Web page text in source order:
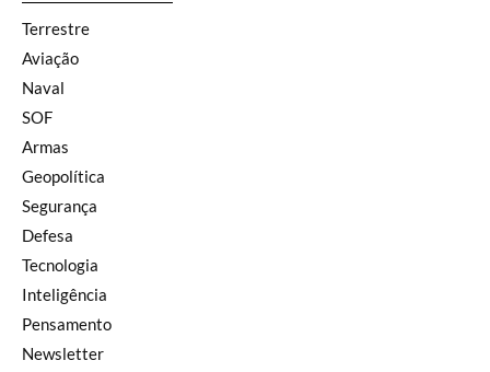
Terrestre
Aviação
Naval
SOF
Armas
Geopolítica
Segurança
Defesa
Tecnologia
Inteligência
Pensamento
Newsletter